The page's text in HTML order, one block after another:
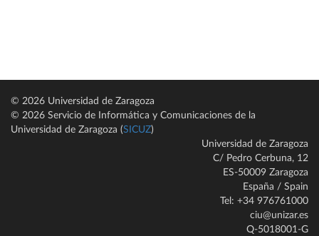
© 2026 Universidad de Zaragoza
© 2026 Servicio de Informática y Comunicaciones de la
Universidad de Zaragoza (SICUZ)
Universidad de Zaragoza
C/ Pedro Cerbuna, 12
ES-50009 Zaragoza
España / Spain
Tel: +34 976761000
ciu@unizar.es
Q-5018001-G